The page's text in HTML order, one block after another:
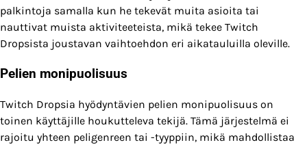
palkintoja samalla kun he tekevät muita asioita tai
nauttivat muista aktiviteeteista, mikä tekee Twitch
Dropsista joustavan vaihtoehdon eri aikatauluilla oleville.
Pelien monipuolisuus
Twitch Dropsia hyödyntävien pelien monipuolisuus on
toinen käyttäjille houkutteleva tekijä. Tämä järjestelmä ei
rajoitu yhteen peligenreen tai -tyyppiin, mikä mahdollistaa